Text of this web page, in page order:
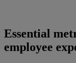
Essential
employee